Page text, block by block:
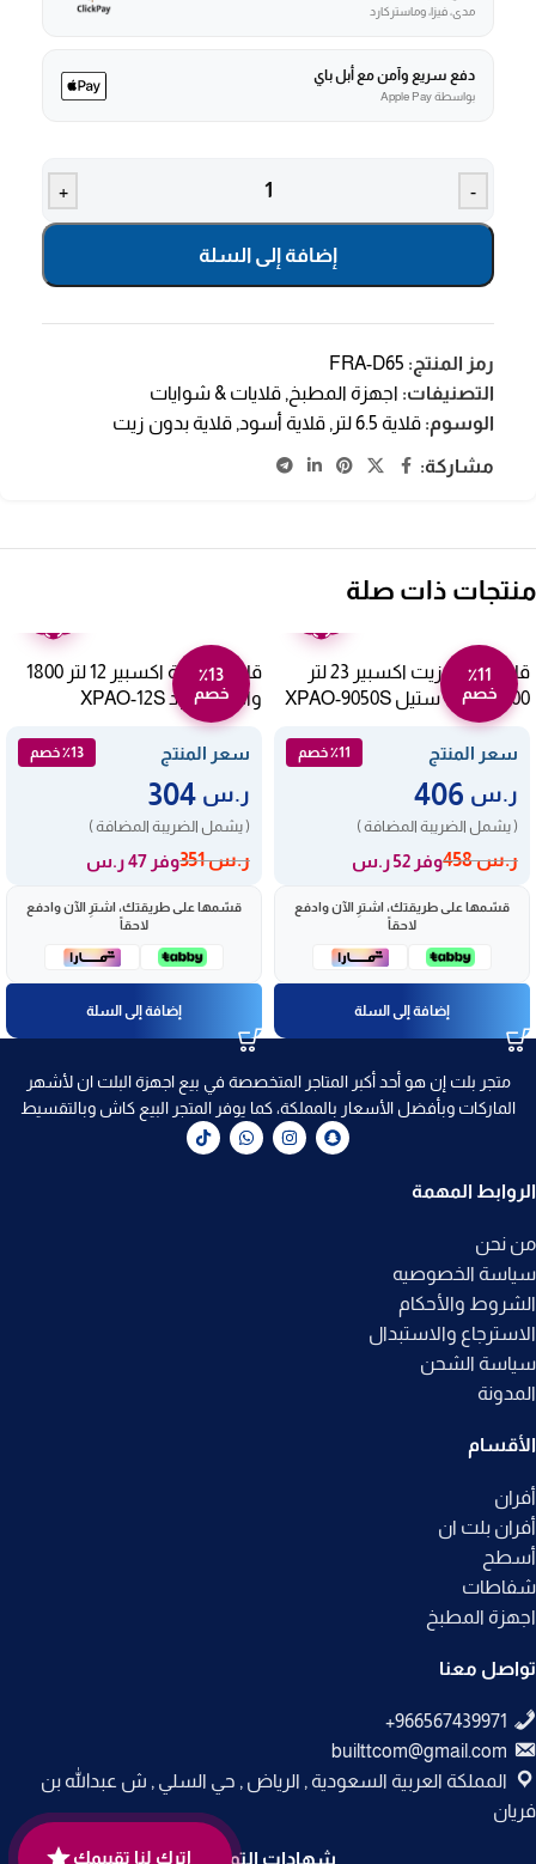
مدى، فيزا، وماستركارد
دفع سريع وآمن مع أبل باي
بواسطة Apple Pay
-
+
إضافة إلى السلة
رمز المنتج: FRA-D65
التصنيفات: اجهزة المطبخ , قلايات & شوايات
الوسوم: قلاية 6.5 لتر , قلاية أسود, قلاية بدون زيت
مشاركة:
منتجات ذات صلة
٪11
خصم
قلاية بدون زيت اكسبير 23 لتر
1700 وات – ستيل XPAO-9050S
سعر المنتج ٪11 خصم
ر.س
( يشمل الضريبة المضافة )
ر.س458 وفر 52 ر.س
قسّمها على طريقتك، اشترِ الآن وادفع
لاحقاً
إضافة إلى السلة
٪13
خصم
قلاية هوائية اكسبير 12 لتر 1800
وات – أسود XPAO-12S
سعر المنتج ٪13 خصم
ر.س
( يشمل الضريبة المضافة )
ر.س351 وفر 47 ر.س
قسّمها على طريقتك، اشترِ الآن وادفع
لاحقاً
إضافة إلى السلة
متجر بلت إن هو أحد أكبر المتاجر المتخصصة في بيع اجهزة البلت ان لأشهر
الماركات وبأفضل الأسعار بالمملكة، كما يوفر المتجر البيع كاش وبالتقسيط
الروابط المهمة
من نحن
سياسة الخصوصيه
الشروط والأحكام
الاسترجاع والاستبدال
سياسة الشحن
المدونة
الأقسام
أفران
أفران بلت ان
أسطح
شفاطات
اجهزة المطبخ
تواصل معنا
builttcom@gmail.com
المملكة العربية السعودية , الرياض , حي السلي , ش عبدالله بن
فريان
شهادات التوثيق اترك لنا تقييمك